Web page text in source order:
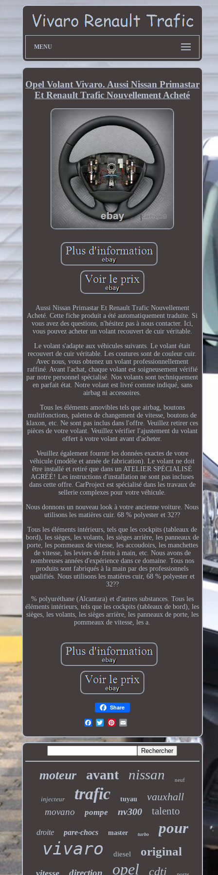
MENU
Opel Volant Vivaro. Aussi Nissan Primastar
Et Renault Trafic Nouvellement Acheté
Aussi Nissan Primastar Et Renault Trafic Nouvellement
Acheté. Cette fiche produit a été automatiquement traduite. Si
vous avez des questions, n'hésitez pas à nous contacter. Ici,
vous pouvez acheter un volant recouvert de cuir véritable.
Le volant s'adapte aux véhicules suivants. Le volant était
recouvert de cuir véritable. Les coutures sont de couleur cuir.
Avec nous, vous obtenez un volant professionnellement
raffiné. Avant l'achat, chaque volant est soigneusement vérifié
par notre personnel spécialisé. Nos volants sont techniquement
en parfait état. Notre volant est livré comme indiqué, sans
airbag ni accessoires.
Tous les éléments amovibles tels que airbag, boutons
multifonctions, palettes de changement de vitesse, boutons de
klaxon, etc. Ne sont pas inclus dans l'offre. Veuillez retirer ces
pièces de votre volant. Veuillez vérifier l'ajustement du volant
offert à votre volant avant d'acheter.
Veuillez également fournir les données exactes de votre
véhicule (modèle et année de fabrication). Le volant ne doit
être installé et retiré que dans un ATELIER SPÉCIALISÉ
AGRÉÉ! Les instructions d'installation ne sont pas incluses
dans cette offre. CarProject est spécialisé dans les travaux de
sellerie complexes pour votre véhicule.
Nous donnons un nouveau look à votre ancienne voiture. Nous
utilisons les matières cuir. 68 % polyester et 32??
Tous les éléments intérieurs, tels que les cockpits (tableaux de
bord), les sièges, les volants, les sièges arrière, les panneaux de
porte, les pommeaux de vitesse, les accoudoirs, les manchettes
de vitesse, les leviers de frein à main, etc. Nous avons de
nombreuses années d'expérience dans ce domaine. Tous nos
produits sont fabriqués à la main par des professionnels
qualifiés. Nous utilisons les matières cuir, 68 % polyester et
32??
% polyuréthane (Alcantara) et d'autres substances. Tous les
éléments intérieurs, tels que les cockpits (tableaux de bord), les
sièges, les volants, les sièges arrière, les panneaux de porte, les
pommeaux de vitesse, les a.
Share
moteur avant nissan neuf
injecteur trafic tuyau vauxhall
movano pompe nv300 talento
droite pare-chocs master turbo pour
vivaro diesel original
vitesse direction opel cdti